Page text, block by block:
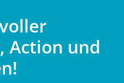
Action und